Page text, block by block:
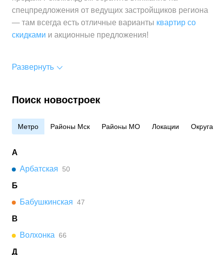
спецпредложения от ведущих застройщиков региона
— там всегда есть отличные варианты квартир со
скидками и акционные предложения!
Развернуть
Поиск новостроек
Метро Районы Мск Районы МО Локации Округа
А
Арбатская
50
Б
Бабушкинская 47
В
Волхонка 66
Д